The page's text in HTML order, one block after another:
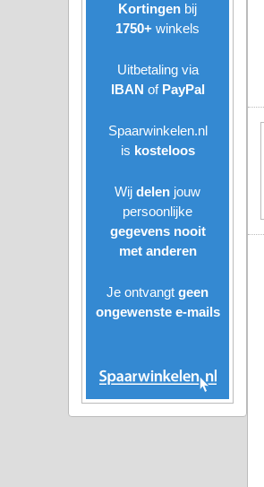
Kortingen bij
1750+ winkels
Uitbetaling via
IBAN of PayPal
Spaarwinkelen.nl
is kosteloos
Wij delen jouw
persoonlijke
gegevens nooit
met anderen
Je ontvangt geen
ongewenste e-mails